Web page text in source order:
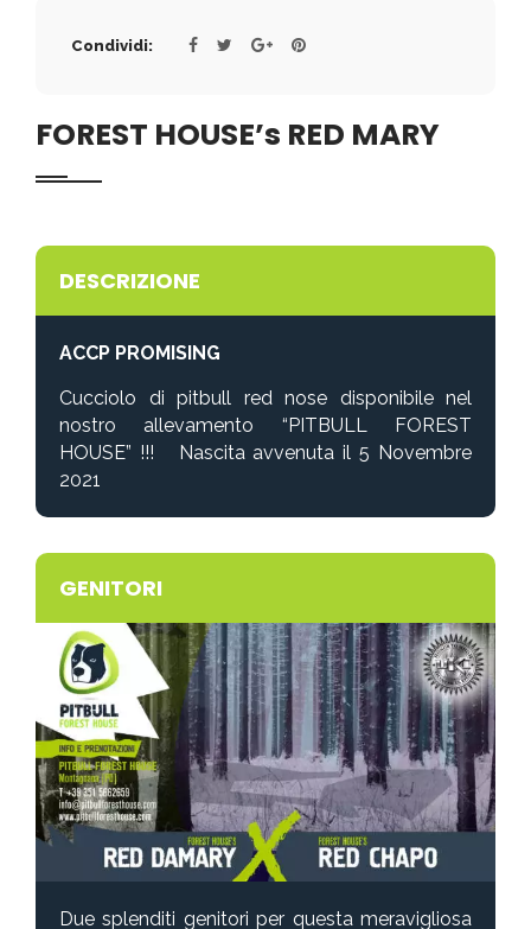
Condividi:
FOREST HOUSE’s RED MARY
DESCRIZIONE
ACCP PROMISING
Cucciolo di pitbull red nose disponibile nel
nostro allevamento “PITBULL FOREST
HOUSE” !!! Nascita avvenuta il 5 Novembre
2021
GENITORI
Due splenditi genitori per questa meravigliosa